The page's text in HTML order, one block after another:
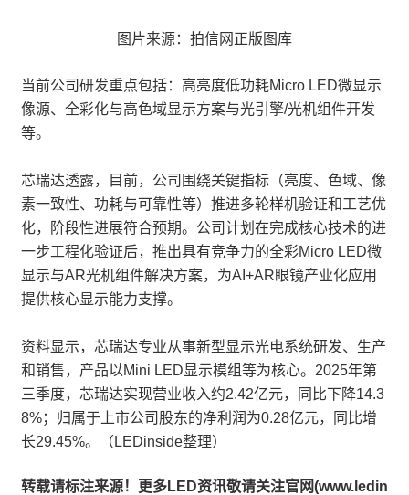
图片来源：拍信网正版图库
当前公司研发重点包括：高亮度低功耗Micro LED微显示
像源、全彩化与高色域显示方案与光引擎/光机组件开发
等。
芯瑞达透露，目前，公司围绕关键指标（亮度、色域、像
素一致性、功耗与可靠性等）推进多轮样机验证和工艺优
化，阶段性进展符合预期。公司计划在完成核心技术的进
一步工程化验证后，推出具有竞争力的全彩Micro LED微
显示与AR光机组件解决方案，为AI+AR眼镜产业化应用
提供核心显示能力支撑。
资料显示，芯瑞达专业从事新型显示光电系统研发、生产
和销售，产品以Mini LED显示模组等为核心。2025年第
三季度，芯瑞达实现营业收入约2.42亿元，同比下降14.3
8%；归属于上市公司股东的净利润为0.28亿元，同比增
长29.45%。（LEDinside整理）
转载请标注来源！更多LED资讯敬请关注官网(www.ledin